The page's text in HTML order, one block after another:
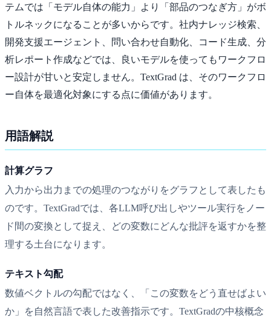
テムでは「モデル自体の能力」より「部品のつなぎ方」がボ
トルネックになることが多いからです。社内ナレッジ検索、
開発支援エージェント、問い合わせ自動化、コード生成、分
析レポート作成などでは、良いモデルを使ってもワークフロ
ー設計が甘いと安定しません。TextGrad は、そのワークフロ
ー自体を最適化対象にする点に価値があります。
用語解説
計算グラフ
入力から出力までの処理のつながりをグラフとして表したも
のです。TextGradでは、各LLM呼び出しやツール実行をノー
ド間の変換として捉え、どの変数にどんな批評を返すかを整
理する土台になります。
テキスト勾配
数値ベクトルの勾配ではなく、「この変数をどう直せばよい
か」を自然言語で表した改善指示です。TextGradの中核概念